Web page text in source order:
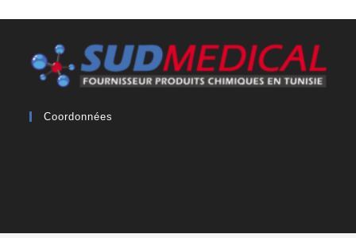
Coordonnées